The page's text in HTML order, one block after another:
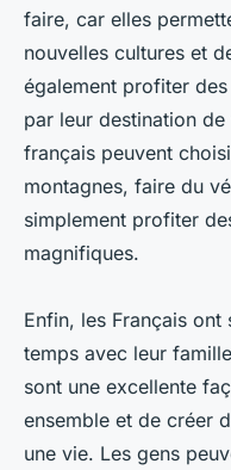
faire, car elles
nouvelles cultures et
également profiter
par leur destination
français peuvent
montagnes, faire du
simplement profiter
magnifiques.
Enfin, les Français
temps avec leur
sont une excellente
ensemble et de créer
une vie. Les gens